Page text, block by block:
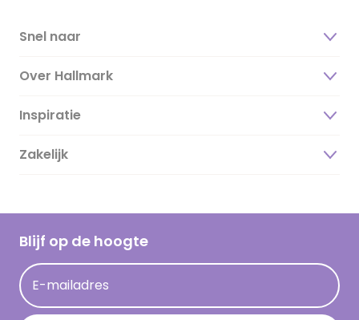
Snel naar
Over Hallmark
Over ons
Duurzaamheid
Hallmark Kaartclub
Acties
Persberichten
Inspiratie
Magazine
Cadeau inspiratie
Kaartinspiratie
Zakelijk
Blijf op de hoogte
E-mailadres